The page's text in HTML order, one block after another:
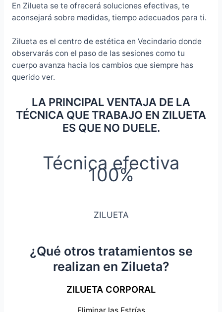
En Zilueta se te ofrecerá soluciones efectivas, te
aconsejará sobre medidas, tiempo adecuados para ti.
Zilueta es el centro de estética en Vecindario donde
observarás con el paso de las sesiones como tu
cuerpo avanza hacia los cambios que siempre has
querido ver.
LA PRINCIPAL VENTAJA DE LA
TÉCNICA QUE TRABAJO EN ZILUETA
ES QUE NO DUELE.
Técnica efectiva
100%
ZILUETA
¿Qué otros tratamientos se
realizan en Zilueta?
ZILUETA CORPORAL